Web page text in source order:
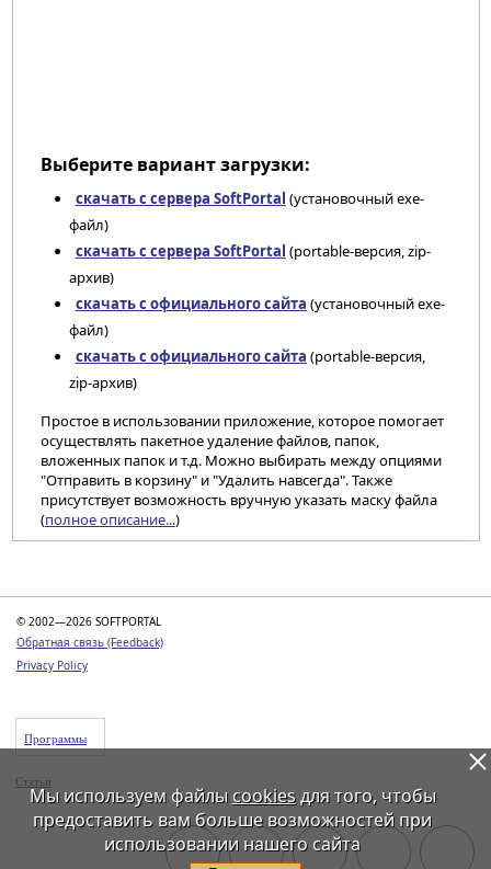
Выберите вариант загрузки:
скачать с сервера SoftPortal (установочный exe-
файл)
скачать с сервера SoftPortal (portable-версия, zip-
архив)
скачать с официального сайта (установочный exe-
файл)
скачать с официального сайта (portable-версия,
zip-архив)
Простое в использовании приложение, которое помогает
осуществлять пакетное удаление файлов, папок,
вложенных папок и т.д. Можно выбирать между опциями
"Отправить в корзину" и "Удалить навсегда". Также
присутствует возможность вручную указать маску файла
(полное описание...)
© 2002—2026 SOFTPORTAL
Обратная связь (Feedback)
Privacy Policy
Программы
Статьи
Мы используем файлы cookiesдля того, чтобы
предоставить вам больше возможностей при
использовании нашего сайта